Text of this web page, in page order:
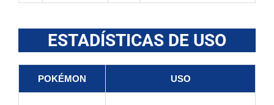
ESTADÍSTICAS DE USO
POKÉMON USO